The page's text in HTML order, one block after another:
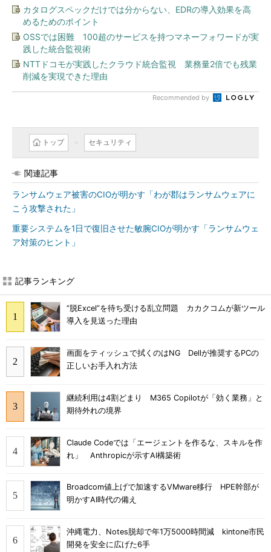
カタログスペックだけでは分からない、EDRの導入効果を高
めるためのポイント
OSSでは困難 100超のサービスを持つマネーフォワードが実
践した統合監視術
NTTドコモが実践したクラウド統合監視 業務量2倍でも残業
削減を実現できた理由
Recommended by
トップ セキュリティ
関連記事
ランサムウェア被害のCIOが明かす「わが郡はランサムウェアに
こう攻撃された」
重要システムを1日で復旧させた敏腕CIOが明かす「ランサムウェ
ア対策のヒント」
記事ランキング
“脱Excel”を待ち受ける乱立問題 カカクコムが新ツール
導入を見送った理由
画面をティッシュで拭くのはNG Dellが推奨するPCの
正しいお手入れ方法
継続利用は4割どまり M365 Copilotが「効く業務」と
期待外れの境界
Claude Codeでは「エージェントを作るな、スキルを作
れ」 Anthropicが示すAI構築術
Broadcom値上げで加速するVMware移行 HPE幹部が
明かすAI時代の備え
沖縄電力、Notes脱却で年1万5000時間減 kintone市民
開発を安全に広げた6手